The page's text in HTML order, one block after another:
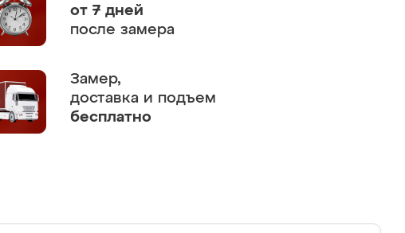
от 7 дней
после замера
Замер,
доставка и подъем
бесплатно